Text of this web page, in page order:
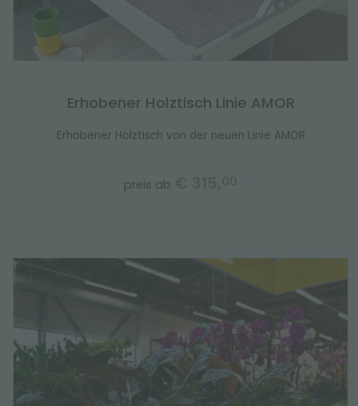
Erhobener Holztisch Linie AMOR
Erhobener Holztisch von der neuen Linie AMOR
preis ab € 315,00